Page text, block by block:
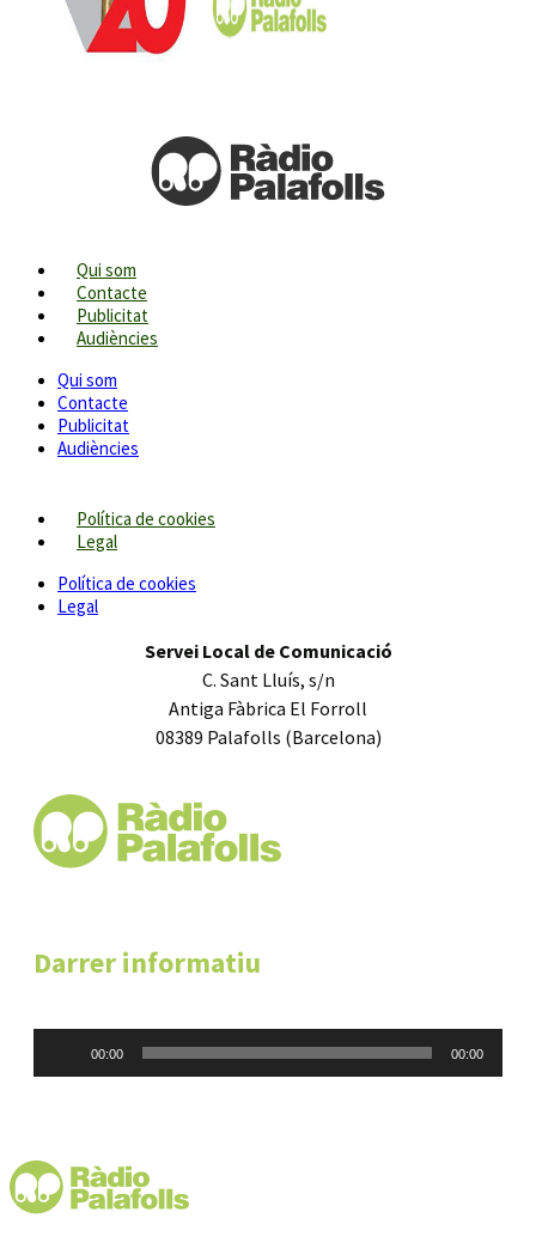
Qui som
Contacte
Publicitat
Audiències
Qui som
Contacte
Publicitat
Audiències
Política de cookies
Legal
Política de cookies
Legal
Servei Local de Comunicació
C. Sant Lluís, s/n
Antiga Fàbrica El Forroll
08389 Palafolls (Barcelona)
Darrer informatiu
00:00 00:00